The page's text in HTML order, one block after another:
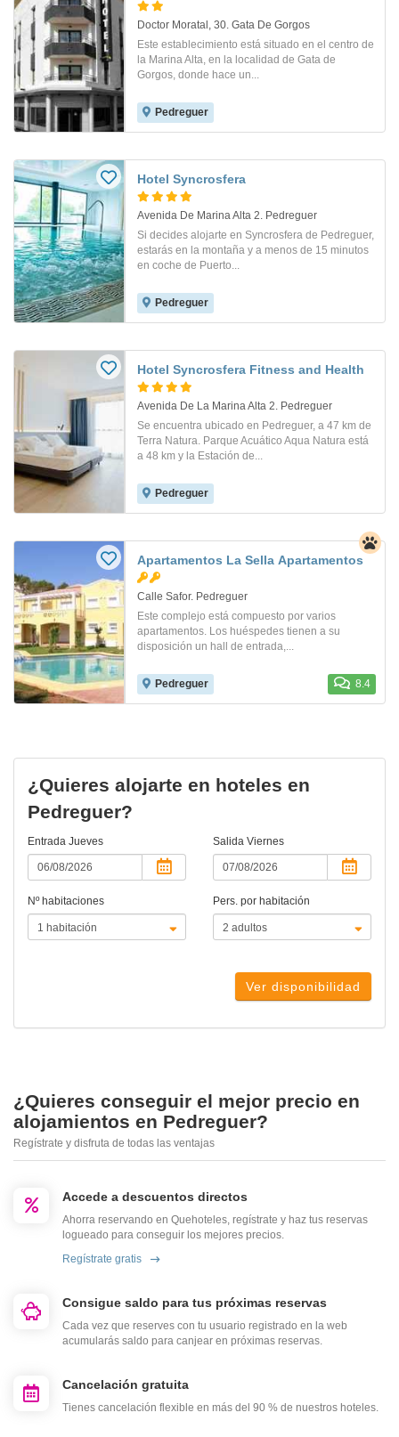
Doctor Moratal, 30. Gata De Gorgos
Este establecimiento está situado en el centro de
la Marina Alta, en la localidad de Gata de
Gorgos, donde hace un...
Pedreguer
Hotel Syncrosfera
Avenida De Marina Alta 2. Pedreguer
Si decides alojarte en Syncrosfera de Pedreguer,
estarás en la montaña y a menos de 15 minutos
en coche de Puerto...
Pedreguer
Hotel Syncrosfera Fitness and Health
Avenida De La Marina Alta 2. Pedreguer
Se encuentra ubicado en Pedreguer, a 47 km de
Terra Natura. Parque Acuático Aqua Natura está
a 48 km y la Estación de...
Pedreguer
Apartamentos La Sella Apartamentos
Calle Safor. Pedreguer
Este complejo está compuesto por varios
apartamentos. Los huéspedes tienen a su
disposición un hall de entrada,...
Pedreguer 8.4
¿Quieres alojarte en hoteles en
Pedreguer?
Entrada Jueves Salida Viernes
Nº habitaciones Pers. por habitación
Ver disponibilidad
¿Quieres conseguir el mejor precio en
alojamientos en Pedreguer?
Regístrate y disfruta de todas las ventajas
Accede a descuentos directos
Ahorra reservando en Quehoteles, regístrate y haz tus reservas
logueado para conseguir los mejores precios.
Regístrate gratis
Consigue saldo para tus próximas reservas
Cada vez que reserves con tu usuario registrado en la web
acumularás saldo para canjear en próximas reservas.
Cancelación gratuita
Tienes cancelación flexible en más del 90 % de nuestros hoteles.